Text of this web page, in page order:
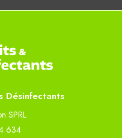
Désinfectants
SPRL
634